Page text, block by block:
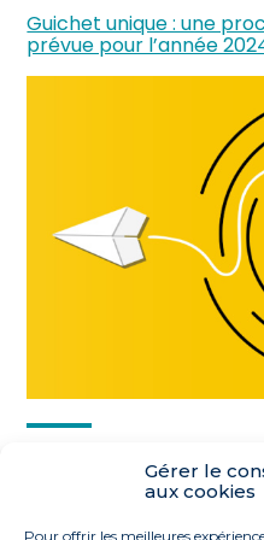
Gérer le
aux cookies
Pour offrir les meilleures
Guichet unique : une
prévue pour l’année
FaceBook
TwitterLinkedIn